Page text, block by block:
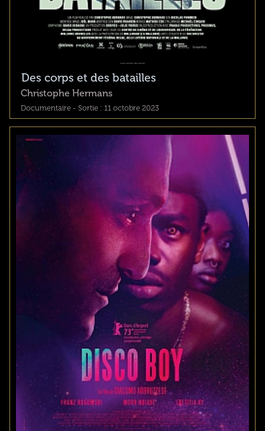
Des corps et des batailles
Christophe Hermans
Documentaire - Sortie : 11 octobre 2023